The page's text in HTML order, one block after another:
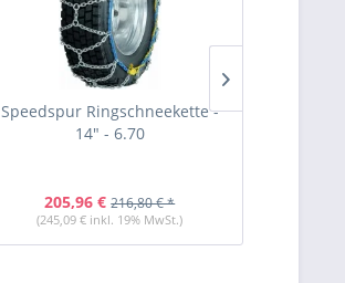
Speedspur Ringschneekette -
14" - 6.70
205,96 € 216,80 € *
(245,09 € inkl. 19% MwSt.)